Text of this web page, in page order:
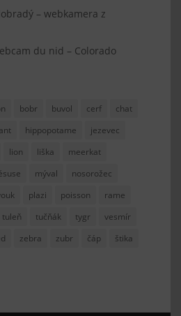
– webkamera z
du nid – Colorado
bobr buvol cerf
chat
hippopotame
jezevec
lion liška
meerkat
mýval
nosorožec
plazi poisson
rame
tuleň tučňák tygr
vesmír
zebra zubr čáp
štika